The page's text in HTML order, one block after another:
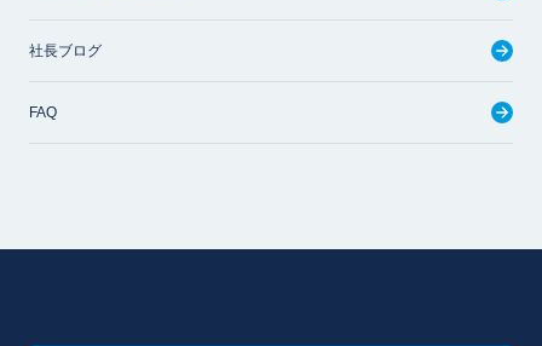
社長ブログ
FAQ